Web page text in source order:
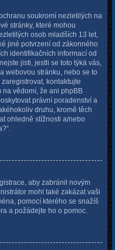
soukromí nezletilých na
stránky, které mohou
osob mladších 13 let,
jiné potvrzení od zákonného
identifikačních informací od
jisti, jestli se toto týká vás,
webovou stránku, nebo se to
kontaktujte
na vědomí, že ani phpBB
právní poradenství a
druhu, kromě těch
ohledně stížnosti a/nebo
aby zabránil novým
mohl také zakázat vaši
pomocí kterého se snažíš
a požádejte ho o pomoc.